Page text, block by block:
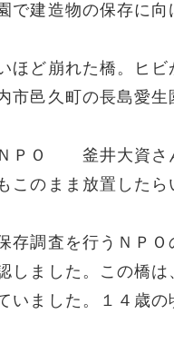
で建造物の保存に向
ほど崩れた橋。ヒ
市邑久町の長島愛生
ＮＰＯ 釜井大資さ
このまま放置したら
存調査を行うＮＰ
しました。この橋
いました。１４歳